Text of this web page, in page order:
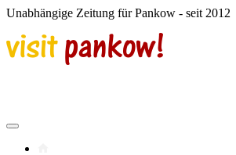
Unabhängige Zeitung für Pankow - seit 2012